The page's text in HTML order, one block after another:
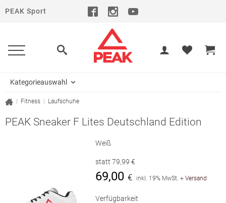
PEAK Sport
Kategorieauswahl
Fitness Laufschuhe
PEAK Sneaker F Lites Deutschland Edition
Weiß
statt79,99 €
69,00 € inkl. 19% MwSt. +Versand
Verfügbarkeit